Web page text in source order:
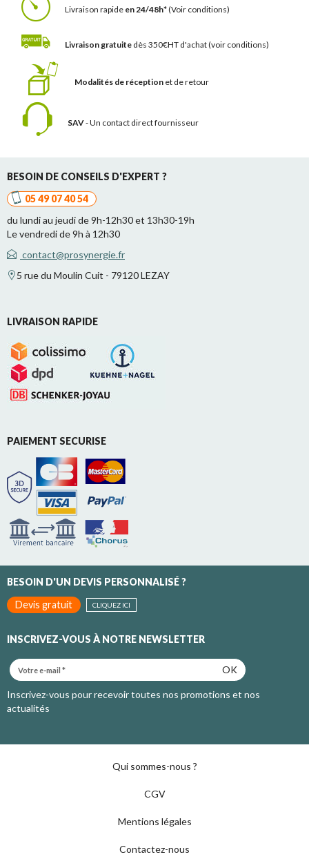
Livraison rapide en 24/48h*(Voir conditions)
Livraison gratuite dès 350€HT d'achat(voir conditions)
Modalités de réception et de retour
SAV- Un contact direct fournisseur
BESOIN DE CONSEILS D'EXPERT ?
05 49 07 40 54
du lundi au jeudi de 9h-12h30 et 13h30-19h
Le vendredi de 9h à 12h30
contact@prosynergie.fr
5 rue du Moulin Cuit - 79120 LEZAY
LIVRAISON RAPIDE
PAIEMENT SECURISE
BESOIN D'UN DEVIS PERSONNALISÉ ?
Devis gratuit
CLIQUEZ ICI
INSCRIVEZ-VOUS À NOTRE NEWSLETTER
OK
Inscrivez-vous pour recevoir toutes nos promotions et nos
actualités
Qui sommes-nous ?
CGV
Mentions légales
Contactez-nous